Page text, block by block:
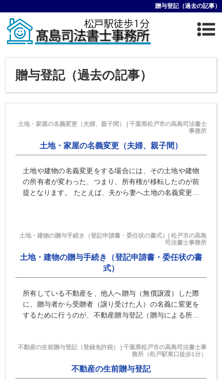
贈与登記（過去の記事）
贈与登記（過去の記事）
土地・家屋の名義変更（夫婦、親子間） | 千葉県松戸市の高島司法書士
事務所
土地・家屋の名義変更（夫婦、親子間）
土地や建物の名義変更をする場合には、その土地や建物
の所有者が変わった、つまり、所有権が移転したのが前
提となります。 たとえば、夫から妻へ土地の名義変更を
土地・建物の贈与手続き（登記申請書・委任状の書式）| 松戸市の高島
司法書士事務所
土地・建物の贈与手続き（登記申請書・委任状の書
式）
所有している不動産を、他人へ贈与（無償譲渡）した際
に、贈与者から受贈者（譲り受けた人）の名義に変更を
するために行うのが、不動産贈与登記（贈与による所有
不動産の生前贈与登記（登録免許税） | 千葉県松戸市の高島司法書士事
務所（松戸駅東口徒歩1分）
不動産の生前贈与登記